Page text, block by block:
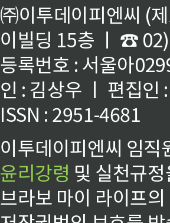
㈜이투데이피엔씨 (
이빌딩 15층 ㅣ ☎
등록번호 : 서울아
인 : 김상우 ㅣ 편집인
ISSN : 2951-4681
이투데이피엔씨 임
윤리강령 및 실천규
브라보 마이 라이프